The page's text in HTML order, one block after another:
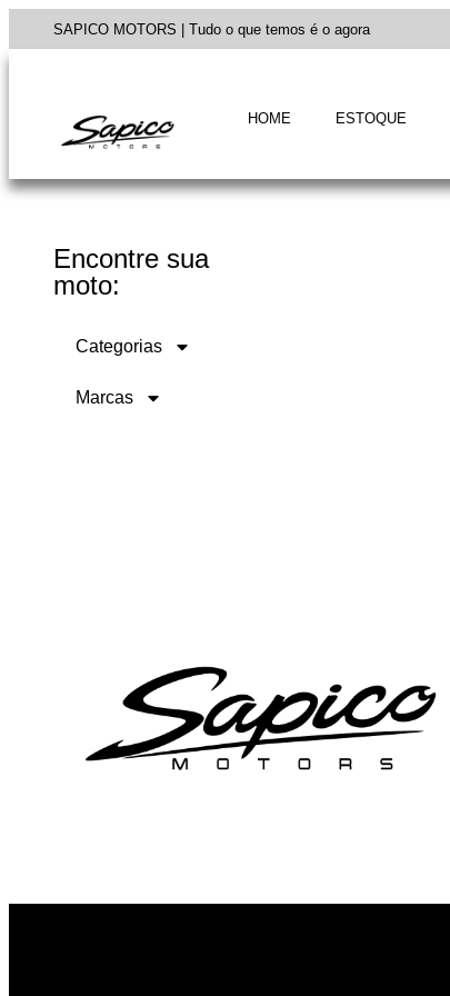
SAPICO MOTORS | Tudo o que temos é o agora
HOME ESTOQUE
Encontre sua
moto:
Categorias
Marcas